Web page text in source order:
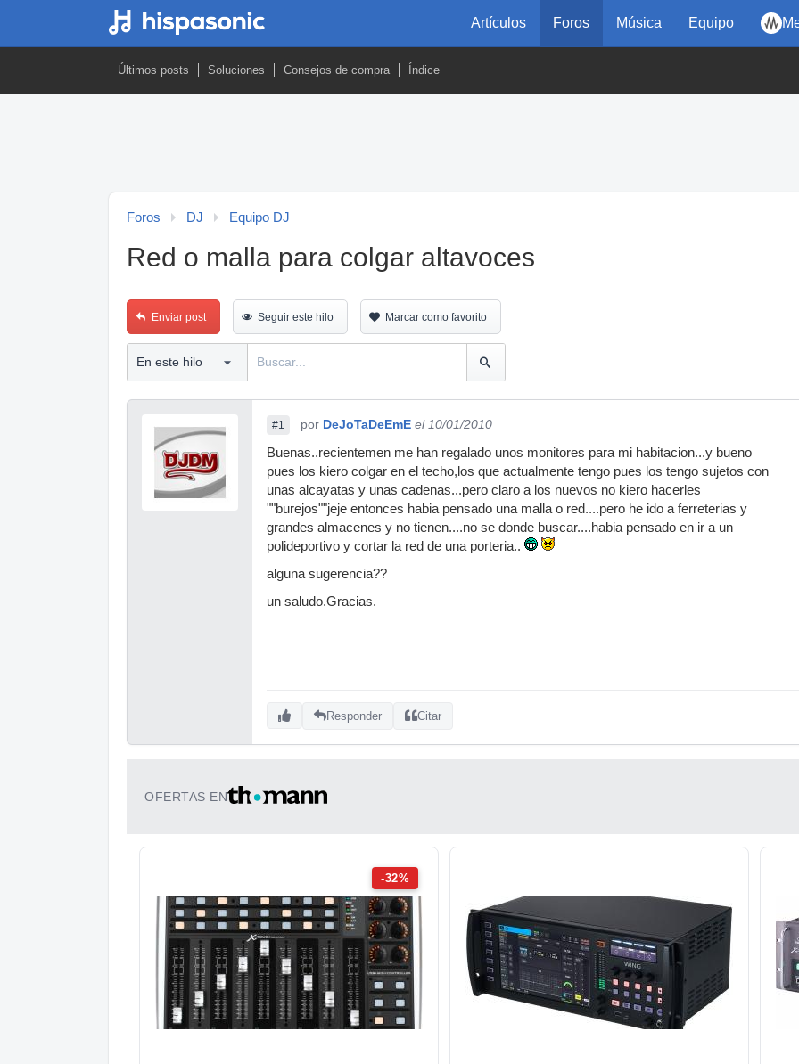
Artículos Foros Música Equipo
Últimos posts Soluciones Consejos de compra Índice
Foros DJ Equipo DJ
Red o malla para colgar altavoces
Enviar post Seguir este hilo Marcar como favorito
#1 por DeJoTaDeEmE el 10/01/2010
Buenas..recientemen me han regalado unos monitores para mi habitacion...y bueno
pues los kiero colgar en el techo,los que actualmente tengo pues los tengo sujetos con
unas alcayatas y unas cadenas...pero claro a los nuevos no kiero hacerles
""burejos""jeje entonces habia pensado una malla o red....pero he ido a ferreterias y
grandes almacenes y no tienen....no se donde buscar....habia pensado en ir a un
polideportivo y cortar la red de una porteria..
alguna sugerencia??
un saludo.Gracias.
Responder Citar
OFERTAS EN
-32%